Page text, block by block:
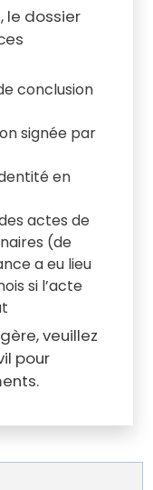
le dossier
conclusion
signée par
en
actes de
(de
a eu lieu
si l’acte
veuillez
pour